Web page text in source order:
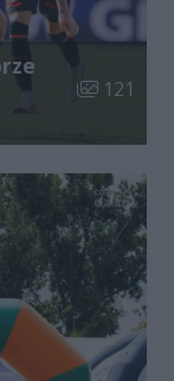
Liczba
121